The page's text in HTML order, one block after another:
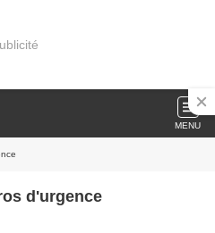
MENU
d'urgence